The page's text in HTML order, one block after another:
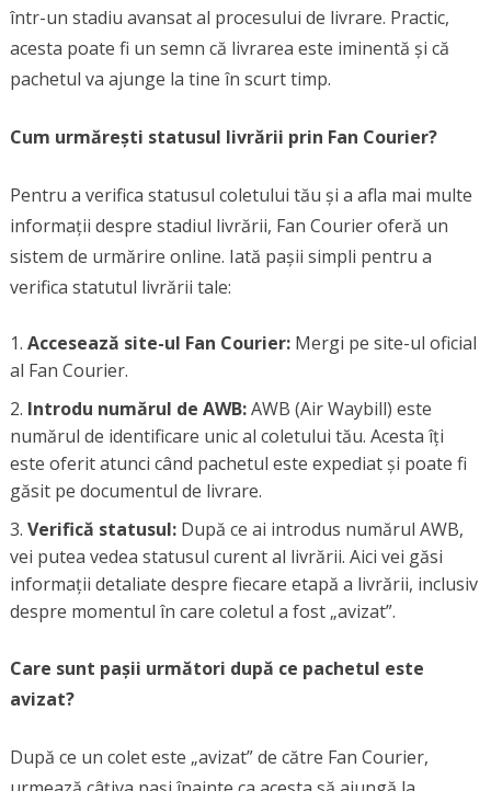
într-un stadiu avansat al procesului de livrare. Practic,
acesta poate fi un semn că livrarea este iminentă și că
pachetul va ajunge la tine în scurt timp.
Cum urmărești statusul livrării prin Fan Courier?
Pentru a verifica statusul coletului tău și a afla mai multe
informații despre stadiul livrării, Fan Courier oferă un
sistem de urmărire online. Iată pașii simpli pentru a
verifica statutul livrării tale:
Accesează site-ul Fan Courier:Mergi pe site-ul oficial
al Fan Courier.
Introdu numărul de AWB:AWB (Air Waybill) este
numărul de identificare unic al coletului tău. Acesta îți
este oferit atunci când pachetul este expediat și poate fi
găsit pe documentul de livrare.
Verifică statusul:După ce ai introdus numărul AWB,
vei putea vedea statusul curent al livrării. Aici vei găsi
informații detaliate despre fiecare etapă a livrării, inclusiv
despre momentul în care coletul a fost „avizat”.
Care sunt pașii următori după ce pachetul este
avizat?
După ce un colet este „avizat” de către Fan Courier,